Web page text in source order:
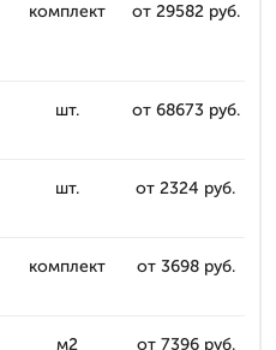
комплект от 29582 руб.
шт. от 68673 руб.
шт. от 2324 руб.
комплект от 3698 руб.
м2 от 7396 руб.